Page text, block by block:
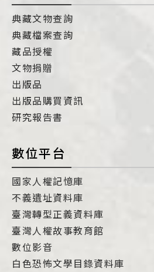
典藏文物查詢
典藏檔案查詢
藏品授權
文物捐贈
出版品
出版品購買資訊
研究報告書
數位平台
國家人權記憶庫
不義遺址資料庫
臺灣轉型正義資料庫
臺灣人權故事教育館
數位影音
白色恐怖文學目錄資料庫